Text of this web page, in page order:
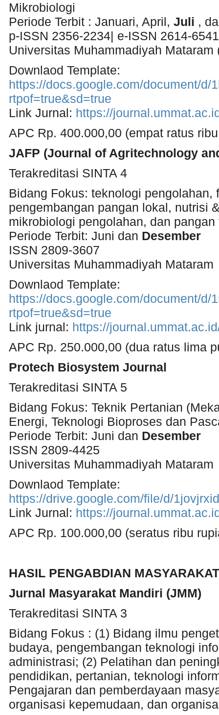
Mikrobiologi
Periode Terbit : Januari, April, Juli ,
p-ISSN 2356-2234| e-ISSN 2614-6541
Universitas Muhammadiyah Mataram
Downlaod Template:
https://docs.google.com/document/d/
rtpof=true&sd=true
Link Jurnal: https://
APC Rp. 400.000,00 (empat ratus
JAFP (Journal of Agritechnology
Terakreditasi SINTA 4
Bidang Fokus: teknologi
pengembangan pangan lokal, nutrisi
mikrobiologi pengolahan, dan
Periode Terbit: Juni dan Desember
ISSN 2809-3607
Universitas Muhammadiyah Mataram
Downlaod Template:
https://docs.google.com/document/d/
rtpof=true&sd=true
Link jurnal: https://
APC Rp. 250.000,00 (dua ratus lima
Protech Biosystem Journal
Terakreditasi SINTA 5
Bidang Fokus: Teknik Pertanian
Energi, Teknologi Bioproses dan
Periode Terbit: Juni dan Desember
ISSN 2809-4425
Universitas Muhammadiyah Mataram
Downlaod Template:
https://drive.google.com/file/d/
Link Jurnal: https://
APC Rp. 100.000,00 (seratus ribu
HASIL PENGABDIAN MASYARAKAT
Jurnal Masyarakat Mandiri (JMM)
Terakreditasi SINTA 3
Bidang Fokus : (1) Bidang ilmu
budaya, pengembangan teknologi
administrasi; (2) Pelatihan dan
pendidikan, pertanian, teknologi
Pengajaran dan pemberdayaan
organisasi kepemudaan, dan